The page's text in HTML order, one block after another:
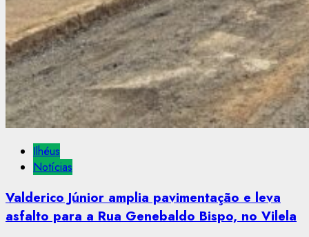
Ilhéus
Notícias
Valderico Júnior amplia pavimentação e leva
asfalto para a Rua Genebaldo Bispo, no Vilela